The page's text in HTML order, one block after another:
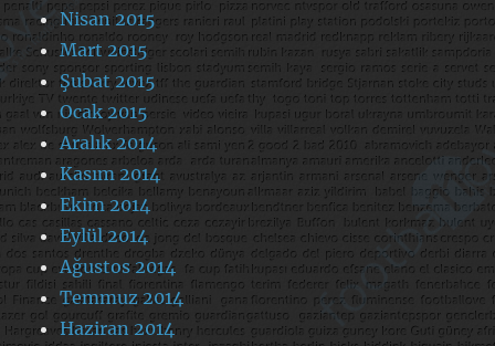
Nisan 2015
Mart 2015
Şubat 2015
Ocak 2015
Aralık 2014
Kasım 2014
Ekim 2014
Eylül 2014
Ağustos 2014
Temmuz 2014
Haziran 2014